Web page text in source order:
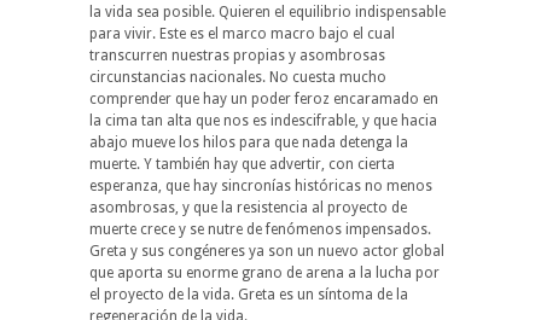
la vida sea posible. Quieren el equilibrio indispensable
para vivir. Este es el marco macro bajo el cual
transcurren nuestras propias y asombrosas
circunstancias nacionales. No cuesta mucho
comprender que hay un poder feroz encaramado en
la cima tan alta que nos es indescifrable, y que hacia
abajo mueve los hilos para que nada detenga la
muerte. Y también hay que advertir, con cierta
esperanza, que hay sincronías históricas no menos
asombrosas, y que la resistencia al proyecto de
muerte crece y se nutre de fenómenos impensados.
Greta y sus congéneres ya son un nuevo actor global
que aporta su enorme grano de arena a la lucha por
el proyecto de la vida. Greta es un síntoma de la
regeneración de la vida.